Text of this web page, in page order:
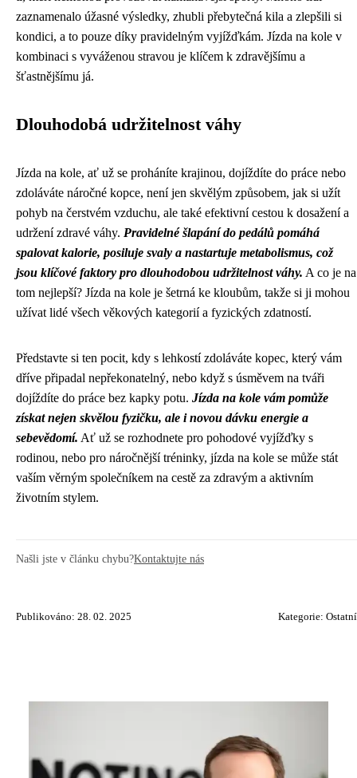
zaznamenalo úžasné výsledky, zhubli přebytečná kila a zlepšili si
kondici, a to pouze díky pravidelným vyjížďkám. Jízda na kole v
kombinaci s vyváženou stravou je klíčem k zdravějšímu a
šťastnějšímu já.
Dlouhodobá udržitelnost váhy
Jízda na kole, ať už se proháníte krajinou, dojíždíte do práce nebo
zdoláváte náročné kopce, není jen skvělým způsobem, jak si užít
pohyb na čerstvém vzduchu, ale také efektivní cestou k dosažení a
udržení zdravé váhy. Pravidelné šlapání do pedálů pomáhá
spalovat kalorie, posiluje svaly a nastartuje metabolismus, což
jsou klíčové faktory pro dlouhodobou udržitelnost váhy. A co je na
tom nejlepší? Jízda na kole je šetrná ke kloubům, takže si ji mohou
užívat lidé všech věkových kategorií a fyzických zdatností.
Představte si ten pocit, kdy s lehkostí zdoláváte kopec, který vám
dříve připadal nepřekonatelný, nebo když s úsměvem na tváři
dojíždíte do práce bez kapky potu. Jízda na kole vám pomůže
získat nejen skvělou fyzičku, ale i novou dávku energie a
sebevědomí. Ať už se rozhodnete pro pohodové vyjížďky s
rodinou, nebo pro náročnější tréninky, jízda na kole se může stát
vaším věrným společníkem na cestě za zdravým a aktivním
životním stylem.
Našli jste v článku chybu?Kontaktujte nás
Publikováno: 28. 02. 2025 Kategorie: Ostatní